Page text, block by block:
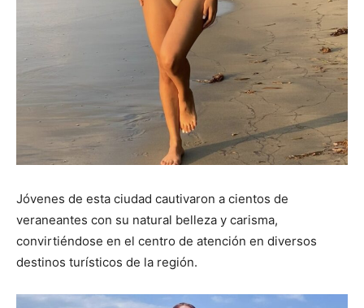
Jóvenes de esta ciudad cautivaron a cientos de
veraneantes con su natural belleza y carisma,
convirtiéndose en el centro de atención en diversos
destinos turísticos de la región.